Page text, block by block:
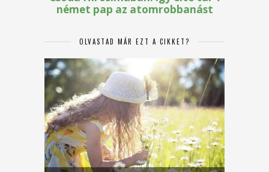
OLVASTAD MÁR EZT A CIKKET?